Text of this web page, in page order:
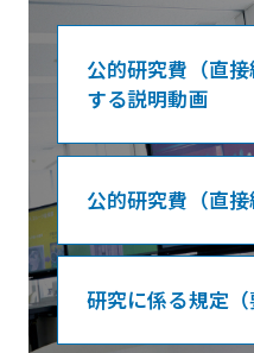
公的研究費（直
する説明動画
公的研究費（直
研究に係る規定（